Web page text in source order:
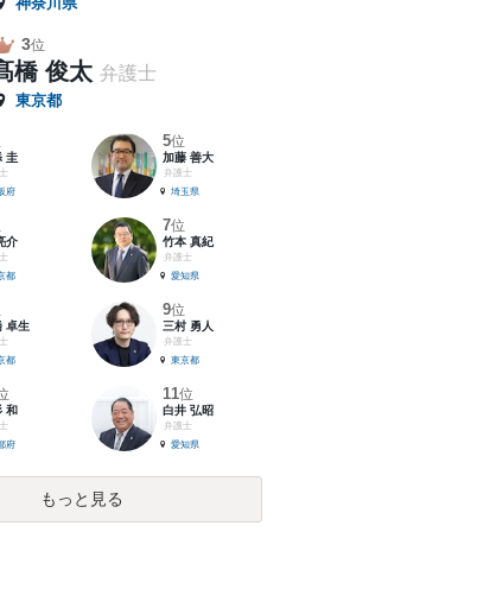
3位
橋 俊太 弁護士
東京都
圭
府
5位
加藤 善大
弁護士
埼玉県
介
都
7位
竹本 真紀
弁護士
愛知県
卓生
都
9位
三村 勇人
弁護士
東京都
和
府
11位
白井 弘昭
弁護士
愛知県
もっと見る